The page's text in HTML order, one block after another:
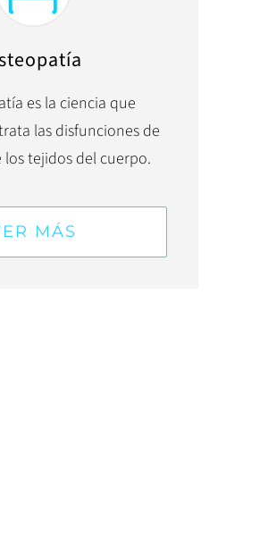
es la ciencia que
las disfunciones de
tejidos del cuerpo.
MÁS